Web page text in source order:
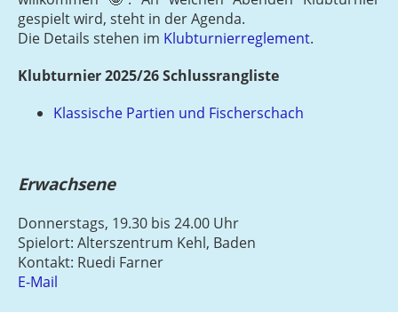
gespielt wird, steht in der Agenda.
Die Details stehen im Klubturnierreglement.
Klubturnier 2025/26 Schlussrangliste
Klassische Partien und Fischerschach
Erwachsene
Donnerstags, 19.30 bis 24.00 Uhr
Spielort: Alterszentrum Kehl, Baden
Kontakt: Ruedi Farner
E-Mail